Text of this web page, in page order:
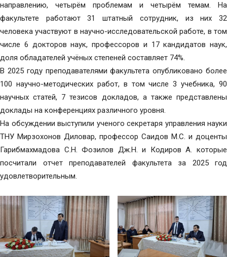
направлению, четырём проблемам и четырём темам. На
факультете работают 31 штатный сотрудник, из них 32
человека участвуют в научно-исследовательской работе, в том
числе 6 докторов наук, профессоров и 17 кандидатов наук,
доля обладателей учёных степеней составляет 74%.
В 2025 году преподавателями факультета опубликовано более
100 научно-методических работ, в том числе 3 учебника, 90
научных статей, 7 тезисов докладов, а также представлены
доклады на конференциях различного уровня.
На обсуждении выступили ученого секретаря управления науки
ТНУ Мирзохонов Диловар, профессор Саидов М.С. и доценты
Гарибмахмадова С.Н. Фозилов Дж.Н. и Кодиров А. которые
посчитали отчет преподавателей факультета за 2025 год
удовлетворительным.